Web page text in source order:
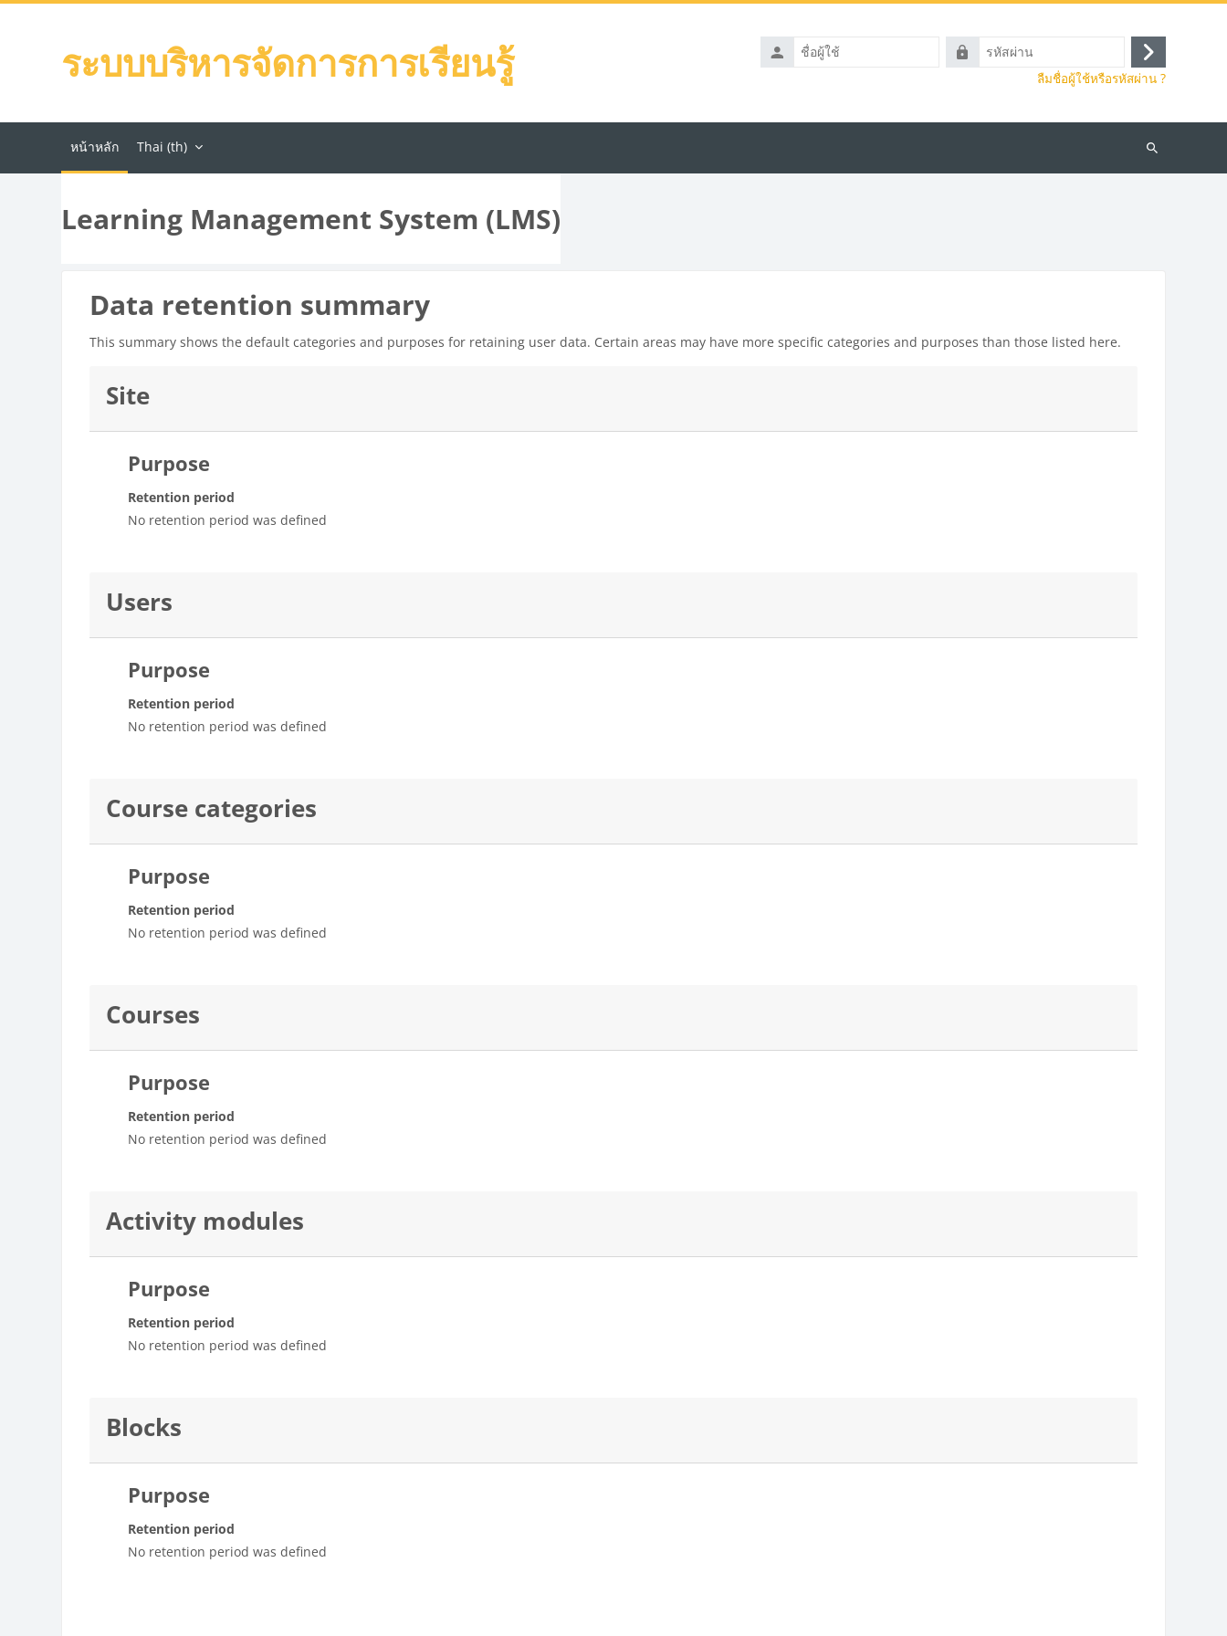
ระบบบริหารจัดการการเรียนรู้
ชื่อ
ผู้
รหัส
ผ่าน
เข้า
สู่
ลืมชื่อผู้ใช้หรือรหัสผ่าน ?
หน้าหลัก Thai ‎(th)‎
ค้นหา
Learning Management System (LMS)
Data retention summary
This summary shows the default categories and purposes for retaining user data. Certain areas may have more specific categories and purposes than those listed here.
Site
Purpose
Retention period
No retention period was defined
Users
Purpose
Retention period
No retention period was defined
Course categories
Purpose
Retention period
No retention period was defined
Courses
Purpose
Retention period
No retention period was defined
Activity modules
Purpose
Retention period
No retention period was defined
Blocks
Purpose
Retention period
No retention period was defined